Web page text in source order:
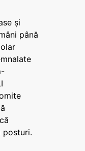
și
până
posturi.